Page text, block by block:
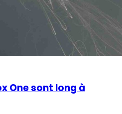
One sont long à